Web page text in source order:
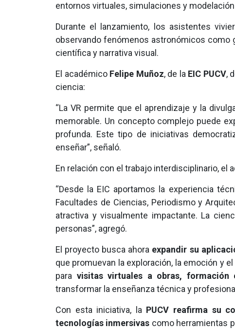
entornos virtuales, simulaciones y
Durante el lanzamiento, los asistentes
observando fenómenos astronómicos como
científica y narrativa visual.
El académico Felipe Muñoz, de la EIC PUCV,
ciencia:
“La VR permite que el aprendizaje y la
memorable. Un concepto complejo puede
profunda. Este tipo de iniciativas
enseñar”, señaló.
En relación con el trabajo interdisciplinario, el
“Desde la EIC aportamos la experiencia
Facultades de Ciencias, Periodismo y
atractiva y visualmente impactante. La
personas”, agregó.
El proyecto busca ahora expandir su
que promuevan la exploración, la emoción y
para visitas virtuales a obras, formación
transformar la enseñanza técnica y
Con esta iniciativa, la PUCV reafirma su
tecnologías inmersivas como herramientas